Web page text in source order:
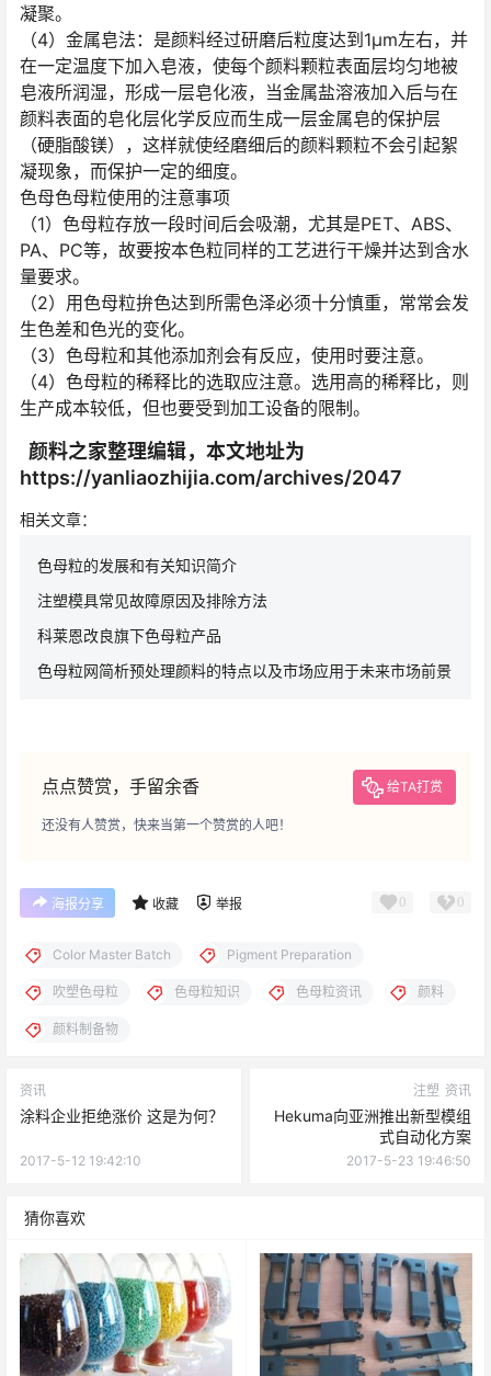
凝聚。
（4）金属皂法：是颜料经过研磨后粒度达到1μm左右，并
在一定温度下加入皂液，使每个颜料颗粒表面层均匀地被
皂液所润湿，形成一层皂化液，当金属盐溶液加入后与在
颜料表面的皂化层化学反应而生成一层金属皂的保护层
（硬脂酸镁），这样就使经磨细后的颜料颗粒不会引起絮
凝现象，而保护一定的细度。
色母色母粒使用的注意事项
（1）色母粒存放一段时间后会吸潮，尤其是PET、ABS、
PA、PC等，故要按本色粒同样的工艺进行干燥并达到含水
量要求。
（2）用色母粒拚色达到所需色泽必须十分慎重，常常会发
生色差和色光的变化。
（3）色母粒和其他添加剂会有反应，使用时要注意。
（4）色母粒的稀释比的选取应注意。选用高的稀释比，则
生产成本较低，但也要受到加工设备的限制。
颜料之家整理编辑，本文地址为
https://yanliaozhijia.com/archives/2047
相关文章：
色母粒的发展和有关知识简介
注塑模具常见故障原因及排除方法
科莱恩改良旗下色母粒产品
色母粒网简析预处理颜料的特点以及市场应用于未来市场前景
点点赞赏，手留余香 给TA打赏
还没有人赞赏，快来当第一个赞赏的人吧！
海报分享 收藏 举报 0 0
Color Master Batch Pigment Preparation
吹塑色母粒 色母粒知识 色母粒资讯 颜料
颜料制备物
资讯
涂料企业拒绝涨价 这是为何？
2017-5-12 19:42:10
注塑 资讯
Hekuma向亚洲推出新型模组
式自动化方案
2017-5-23 19:46:50
猜你喜欢